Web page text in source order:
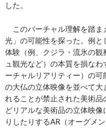
した。
このバーチャル理解を踏ま
光」の可能性を探った。例
体験（例、クジラ・流氷の
ュ観光など）の本質を損な
ーチャルリアリティー）の
の大仏の立体映像を並べて
れることが禁止された美術
どリアルな美術品の立体映
りしたりするAR（オーグメ